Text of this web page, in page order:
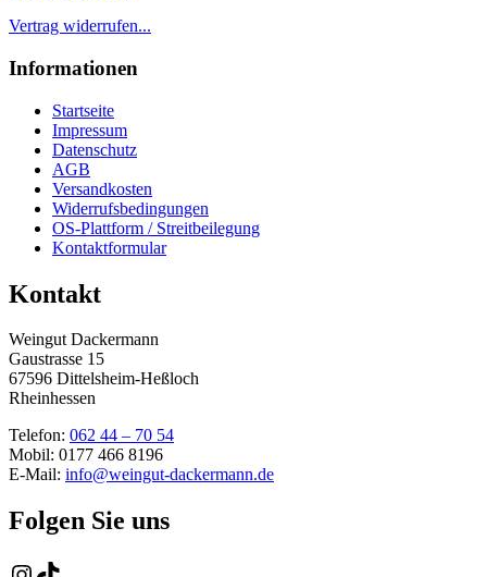
Vertrag widerrufen...
Informationen
Startseite
Impressum
Datenschutz
AGB
Versandkosten
Widerrufsbedingungen
OS-Plattform / Streitbeilegung
Kontaktformular
Kontakt
Weingut Dackermann
Gaustrasse 15
67596 Dittelsheim-Heßloch
Rheinhessen
Telefon: 062 44 – 70 54
Mobil: 0177 466 8196
E-Mail: info@weingut-dackermann.de
Folgen Sie uns